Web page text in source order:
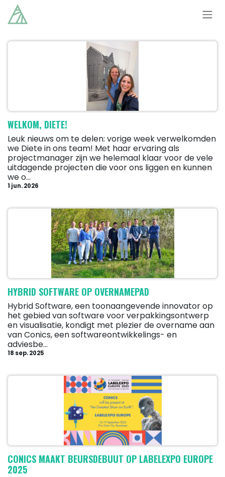
Overslaan naar inhoud
WELKOM, DIETE!
Leuk nieuws om te delen: vorige week verwelkomden
we Diete in ons team! Met haar ervaring als
projectmanager zijn we helemaal klaar voor de vele
uitdagende projecten die voor ons liggen en kunnen
we o...
1 jun. 2026
HYBRID SOFTWARE OP OVERNAMEPAD
Hybrid Software, een toonaangevende innovator op
het gebied van software voor verpakkingsontwerp
en visualisatie, kondigt met plezier de overname aan
van Conics, een softwareontwikkelings- en
adviesbe...
18 sep. 2025
CONICS MAAKT BEURSDEBUUT OP LABELEXPO EUROPE
2025